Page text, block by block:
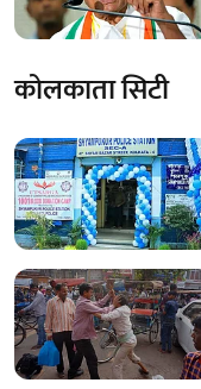
कोलकाता सिटी